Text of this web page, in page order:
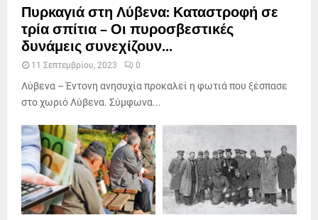
Πυρκαγιά στη Λύβενα: Καταστροφή σε
τρία σπίτια – Οι πυροσβεστικές
δυνάμεις συνεχίζουν...
11 Σεπτεμβρίου, 2023 0
Λύβενα – Έντονη ανησυχία προκαλεί η φωτιά που ξέσπασε
στο χωριό Λύβενα. Σύμφωνα...